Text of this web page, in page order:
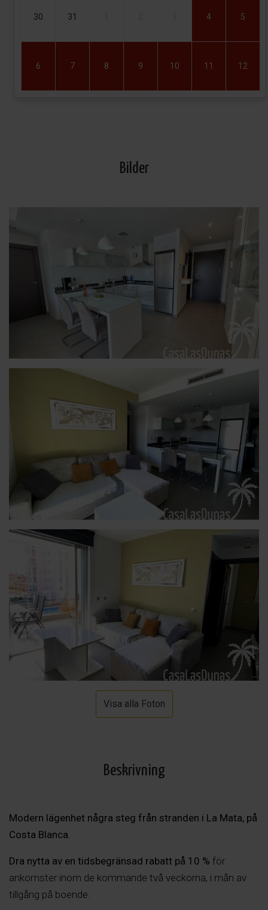
30 31 4 5
6 7 8 9 10 11 12
Bilder
Visa alla Foton
Beskrivning
Modern lägenhet några steg från stranden i La Mata, på
Costa Blanca.
Dra nytta av en tidsbegränsad rabatt på 10 % för
ankomster inom de kommande två veckorna, i mån av
tillgång på boende.